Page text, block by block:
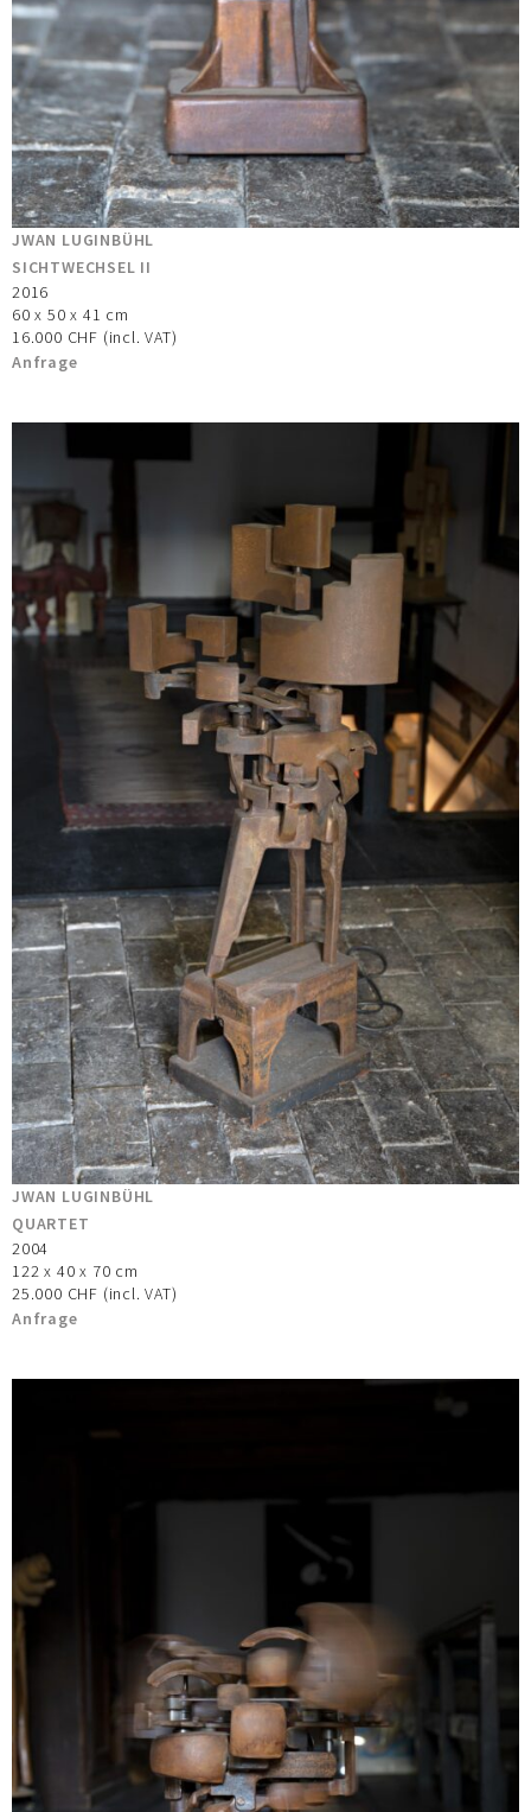
JWAN LUGINBÜHL
SICHTWECHSEL II
2016
60 x 50 x 41 cm
16.000 CHF (incl. VAT)
Anfrage
JWAN LUGINBÜHL
QUARTET
2004
122 x 40 x 70 cm
25.000 CHF (incl. VAT)
Anfrage